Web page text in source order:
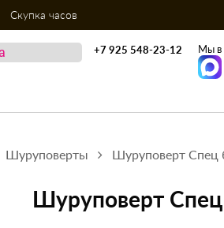
Скупка часов
+7 925 548-23-12 Мы в
Шуруповерты Шуруповерт Спец
Шуруповерт